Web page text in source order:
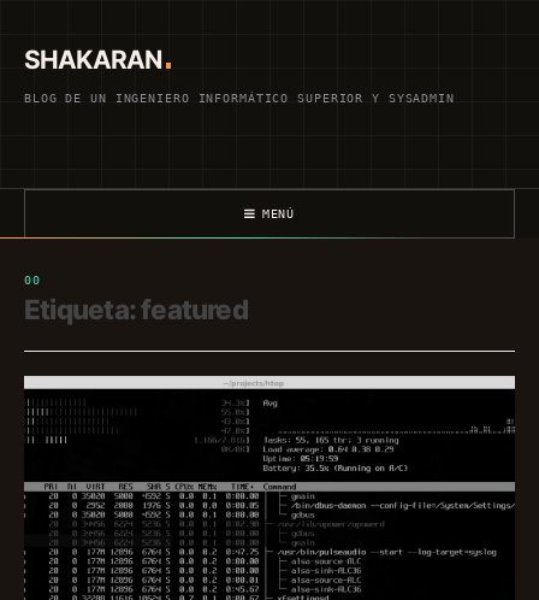
contenido
SHAKARAN
BLOG DE UN INGENIERO INFORMÁTICO SUPERIOR Y SYSADMIN
MENÚ
Etiqueta:featured